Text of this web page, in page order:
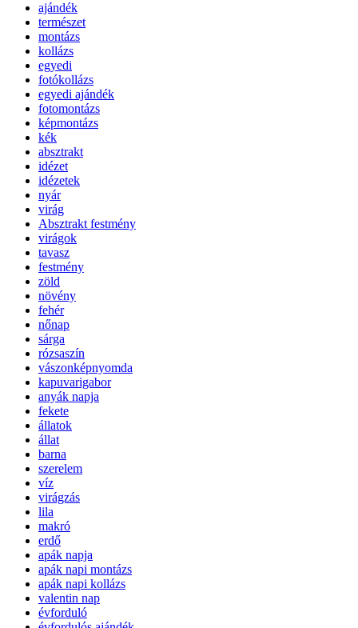
ajándék
természet
montázs
kollázs
egyedi
fotókollázs
egyedi ajándék
fotomontázs
képmontázs
kék
absztrakt
idézet
idézetek
nyár
virág
Absztrakt festmény
virágok
tavasz
festmény
zöld
növény
fehér
nőnap
sárga
rózsaszín
vászonképnyomda
kapuvarigabor
anyák napja
fekete
állatok
állat
barna
szerelem
víz
virágzás
lila
makró
erdő
apák napja
apák napi montázs
apák napi kollázs
valentin nap
évforduló